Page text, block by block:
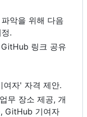
악을 위해 다음
.
링크 공유
여자' 자격 제안.
무 장소 제공, 개
GitHub 기여자